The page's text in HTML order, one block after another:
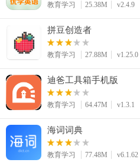
教育学习 25.38M v2.4.9
拼豆创造者
教育学习 27.88M v1.25.0
迪爸工具箱手机版
教育学习 64.47M v1.3.1
海词词典
教育学习 77.48M v6.1.62